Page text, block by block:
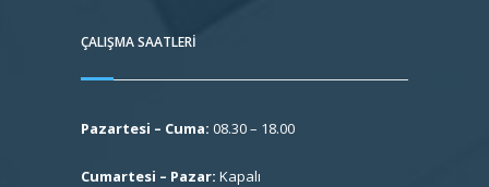
ÇALIŞMA SAATLERI
Pazartesi – Cuma: 08.30 – 18.00
Cumartesi – Pazar: Kapalı